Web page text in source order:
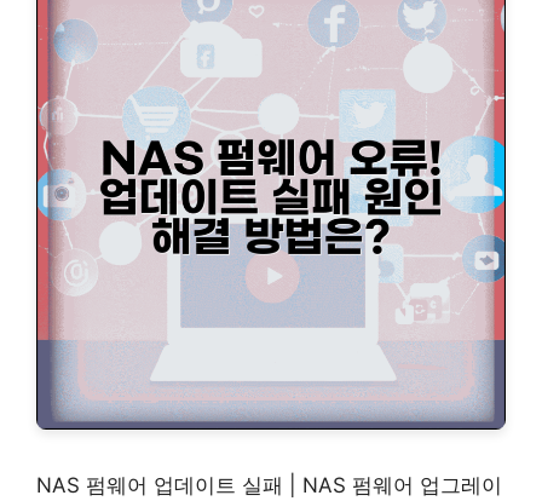
NAS 펌웨어 업데이트 실패 | NAS 펌웨어 업그레이